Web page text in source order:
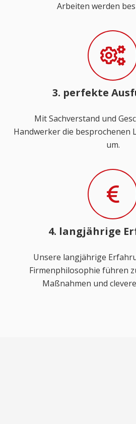
Arbeiten werden
3. perfekte
Mit Sachverstand und
Handwerker die besprochenen
um.
4. langjährige
Unsere langjährige
Firmenphilosophie führen
Maßnahmen und